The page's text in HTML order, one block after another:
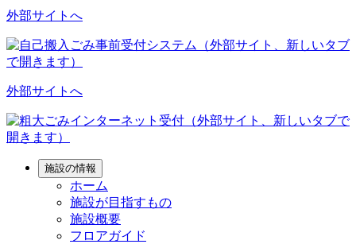
外部サイトへ
外部サイトへ
施設の情報
ホーム
施設が目指すもの
施設概要
フロアガイド